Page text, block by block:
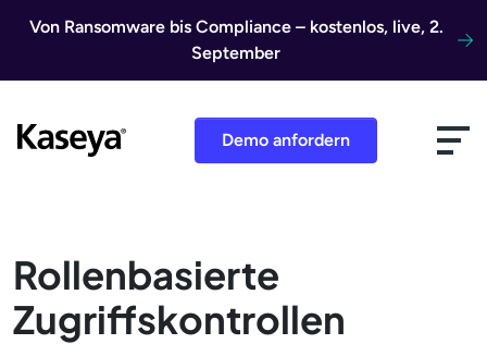
Von Ransomware bis Compliance – kostenlos, live, 2.
September
Demo anfordern
Rollenbasierte
Zugriffskontrollen